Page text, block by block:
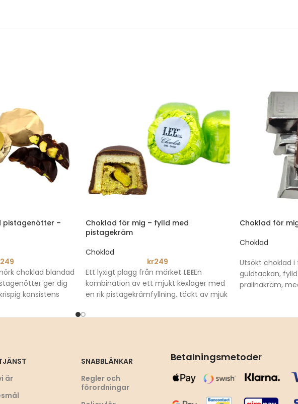
pistagenötter –
249
choklad blandad
ger dig
konsistens
hos
Choklad för mig – fylld med
pistagekräm
Choklad
kr249
Ett lyxigt plagg från märket LEEEn
kombination av ett mjukt kexlager med
en rik pistagekrämfyllning, täckt av mjuk
dig en lyxig upplevelse med en delikat
Choklad för
Choklad
Utsökt choklad
guldtackan,
pralinakräm,
en känsla av lyx.
är
SNABBLÄNKAR
Regler och
förordningar
Betalningsmetoder